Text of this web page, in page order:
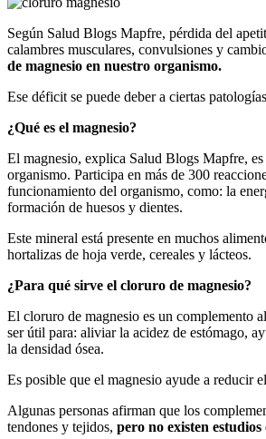
Según Salud Blogs Mapfre, pérdida del
calambres musculares, convulsiones y
de magnesio en nuestro organismo.
Ese déficit se puede deber a ciertas
¿Qué es el magnesio?
El magnesio, explica Salud Blogs Mapfre,
organismo. Participa en más de 300
funcionamiento del organismo, como: la
formación de huesos y dientes.
Este mineral está presente en muchos
hortalizas de hoja verde, cereales y lácteos.
¿Para qué sirve el cloruro de magnesio?
El cloruro de magnesio es un complemento
ser útil para: aliviar la acidez de estómago,
la densidad ósea.
Es posible que el magnesio ayude a reducir
Algunas personas afirman que los
tendones y tejidos, pero no existen